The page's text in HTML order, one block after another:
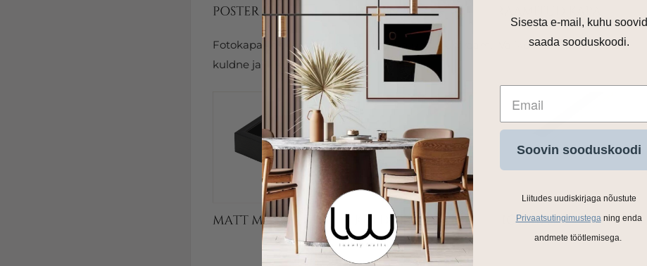
Fotokapal on kitsas 1cm harjatud alumiiniumraam. Valikus on matt must,
kuldne ja hõbedane toon.
Sisesta e-mail, kuhu soovid
saada sooduskoodi.
Soovin sooduskoodi
Liitudes uudiskirjaga nõustute
Privaatsutingimustega ning enda
andmete töötlemisega.